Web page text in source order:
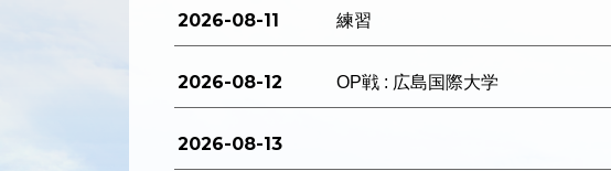
2026-08-11 練習
2026-08-12 OP戦 : 広島国際大学
2026-08-13